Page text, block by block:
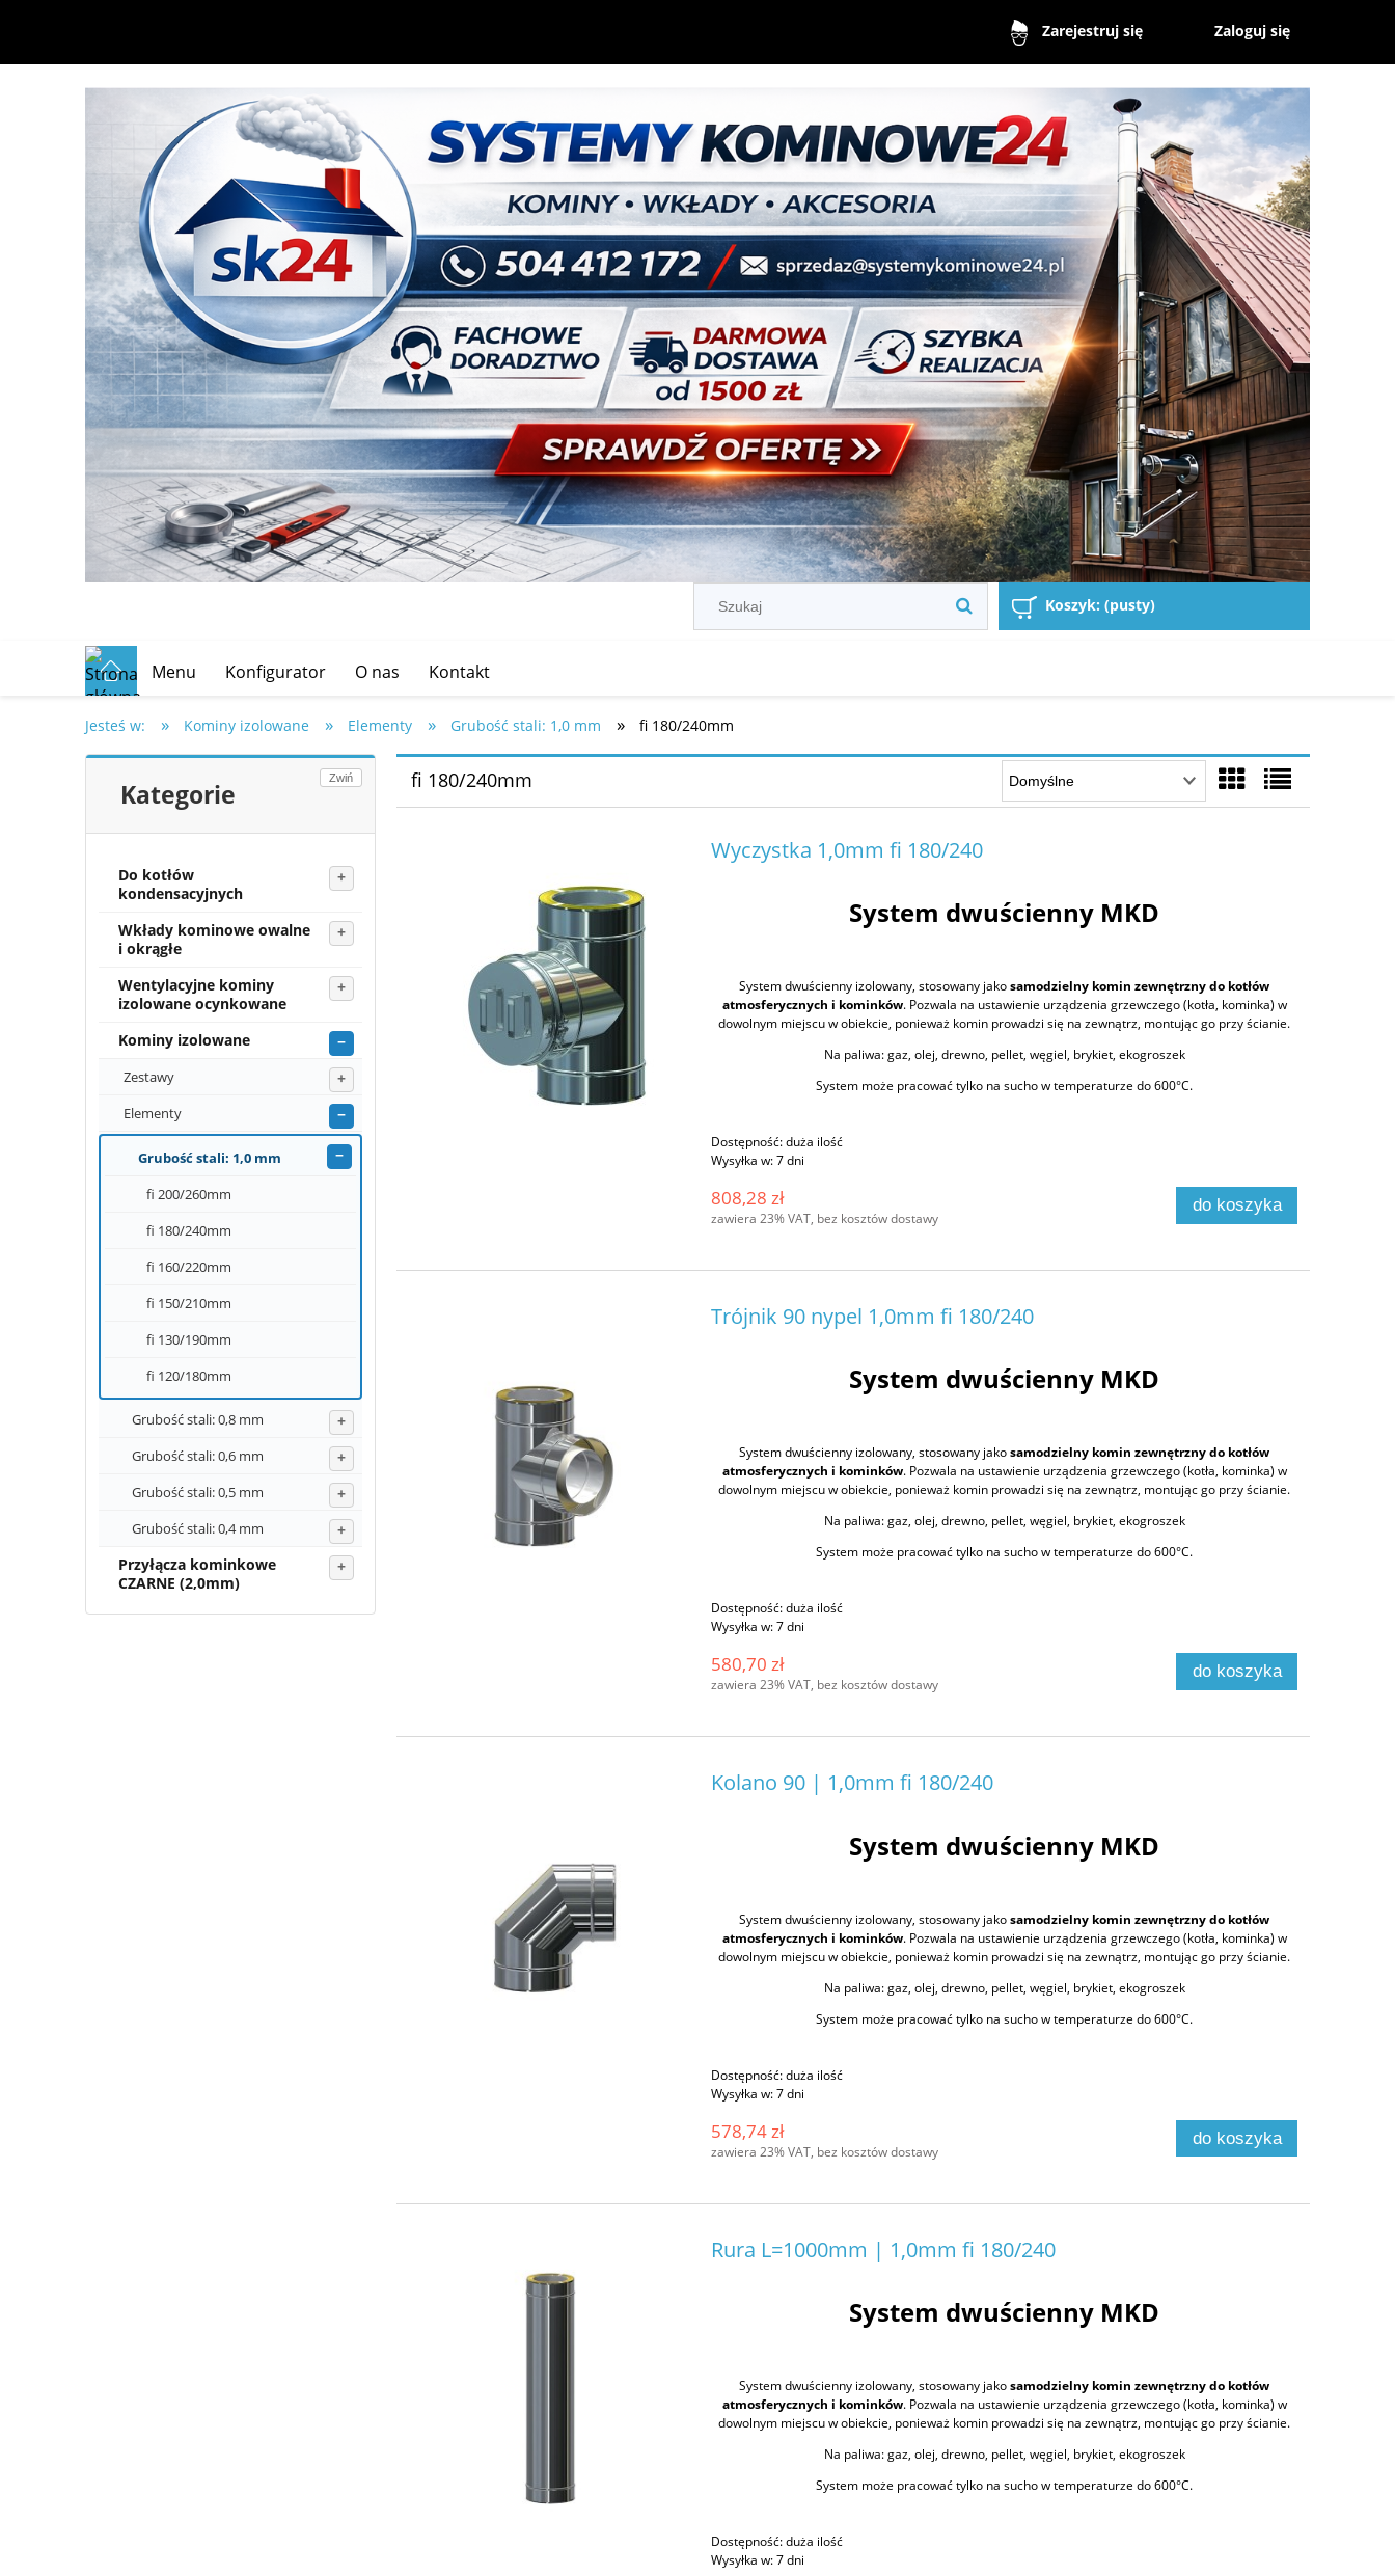
Zarejestruj się Zaloguj się
Koszyk: (pusty)
Menu Konfigurator O nas Kontakt
Jesteś w: » Kominy izolowane » Elementy » Grubość stali: 1,0 mm » fi 180/240mm
Kategorie
Zwiń
Do kotłów
kondensacyjnych
Wkłady kominowe owalne
i okrągłe
Wentylacyjne kominy
izolowane ocynkowane
Kominy izolowane
Zestawy
Elementy
Grubość stali: 1,0 mm
fi 200/260mm
fi 180/240mm
fi 160/220mm
fi 150/210mm
fi 130/190mm
fi 120/180mm
Grubość stali: 0,8 mm
Grubość stali: 0,6 mm
Grubość stali: 0,5 mm
Grubość stali: 0,4 mm
Przyłącza kominkowe
CZARNE (2,0mm)
fi 180/240mm
Wyczystka 1,0mm fi 180/240
System dwuścienny MKD
System dwuścienny izolowany, stosowany jakosamodzielny komin zewnętrzny do kotłów
atmosferycznych i kominków. Pozwala na ustawienie urządzenia grzewczego (kotła, kominka) w
dowolnym miejscu w obiekcie, ponieważ komin prowadzi się na zewnątrz, montując go przy ścianie.
Na paliwa: gaz, olej, drewno, pellet, węgiel, brykiet, ekogroszek
System może pracować tylko na sucho w temperaturze do 600°C.
Dostępność:duża ilość
Wysyłka w:7 dni
808,28 zł
zawiera 23% VAT, bez kosztów dostawy
do koszyka
Trójnik 90 nypel 1,0mm fi 180/240
System dwuścienny MKD
System dwuścienny izolowany, stosowany jakosamodzielny komin zewnętrzny do kotłów
atmosferycznych i kominków. Pozwala na ustawienie urządzenia grzewczego (kotła, kominka) w
dowolnym miejscu w obiekcie, ponieważ komin prowadzi się na zewnątrz, montując go przy ścianie.
Na paliwa: gaz, olej, drewno, pellet, węgiel, brykiet, ekogroszek
System może pracować tylko na sucho w temperaturze do 600°C.
Dostępność:duża ilość
Wysyłka w:7 dni
580,70 zł
zawiera 23% VAT, bez kosztów dostawy
do koszyka
Kolano 90 | 1,0mm fi 180/240
System dwuścienny MKD
System dwuścienny izolowany, stosowany jakosamodzielny komin zewnętrzny do kotłów
atmosferycznych i kominków. Pozwala na ustawienie urządzenia grzewczego (kotła, kominka) w
dowolnym miejscu w obiekcie, ponieważ komin prowadzi się na zewnątrz, montując go przy ścianie.
Na paliwa: gaz, olej, drewno, pellet, węgiel, brykiet, ekogroszek
System może pracować tylko na sucho w temperaturze do 600°C.
Dostępność:duża ilość
Wysyłka w:7 dni
578,74 zł
zawiera 23% VAT, bez kosztów dostawy
do koszyka
Rura L=1000mm | 1,0mm fi 180/240
System dwuścienny MKD
System dwuścienny izolowany, stosowany jakosamodzielny komin zewnętrzny do kotłów
atmosferycznych i kominków. Pozwala na ustawienie urządzenia grzewczego (kotła, kominka) w
dowolnym miejscu w obiekcie, ponieważ komin prowadzi się na zewnątrz, montując go przy ścianie.
Na paliwa: gaz, olej, drewno, pellet, węgiel, brykiet, ekogroszek
System może pracować tylko na sucho w temperaturze do 600°C.
Dostępność:duża ilość
Wysyłka w:7 dni